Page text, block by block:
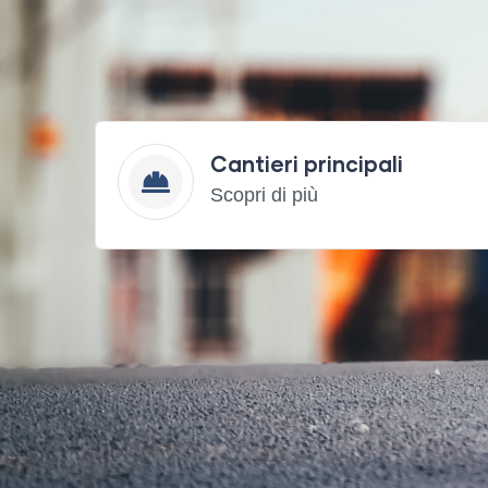
Apri
a:
principali
Cantieri principali
Scopri di più